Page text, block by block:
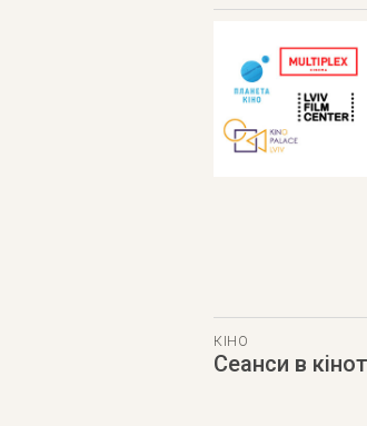
КІНО
Сеанси в